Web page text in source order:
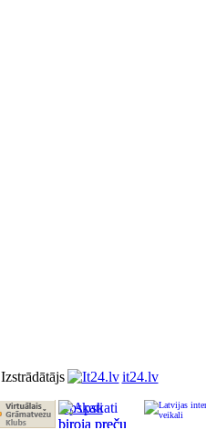
Izstrādātājs
it24.lv
Apskati
biroja preču